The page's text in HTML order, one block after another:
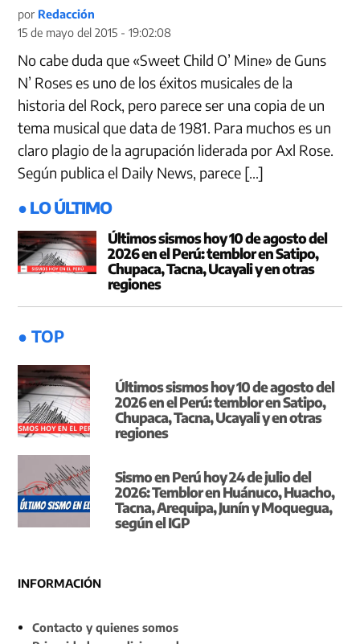
por Redacción
15 de mayo del 2015 - 19:02:08
No cabe duda que «Sweet Child O’ Mine» de Guns
N’ Roses es uno de los éxitos musicales de la
historia del Rock, pero parece ser una copia de un
tema musical que data de 1981. Para muchos es un
claro plagio de la agrupación liderada por Axl Rose.
Según publica el Daily News, parece […]
● LO ÚLTIMO
Últimos sismos hoy 10 de agosto del
2026 en el Perú: temblor en Satipo,
Chupaca, Tacna, Ucayali y en otras
regiones
● TOP
Últimos sismos hoy 10 de agosto del
2026 en el Perú: temblor en Satipo,
Chupaca, Tacna, Ucayali y en otras
regiones
Sismo en Perú hoy 24 de julio del
2026: Temblor en Huánuco, Huacho,
Tacna, Arequipa, Junín y Moquegua,
según el IGP
INFORMACIÓN
Contacto y quienes somos